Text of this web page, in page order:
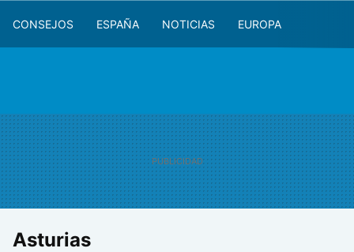
CONSEJOS ESPAÑA NOTICIAS EUROPA
Asturias